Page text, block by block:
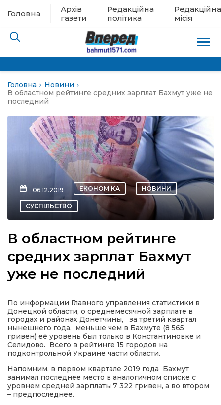
Головна
Архів
газети
Редакційна
політика
Редакційна
місія
евакуації
політика
місія
Головна
Новини
В областном рейтинге средних зарплат Бахмут уже не
последний
06.12.2019 ЕКОНОМІКА НОВИНИ
СУСПІЛЬСТВО
В областном рейтинге
средних зарплат Бахмут
уже не последний
По информации Главного управления статистики в
Донецкой области, о среднемесячной зарплате в
городах и районах Донетчины, за третий квартал
нынешнего года, меньше чем в Бахмуте (8 565
гривен) её уровень был только в Константиновке и
Селидово. Всего в рейтинге 15 городов на
подконтрольной Украине части области.
Напомним, в первом квартале 2019 года Бахмут
занимал последнее место в аналогичном списке с
уровнем средней зарплаты 7 322 гривен, а во втором
– предпоследнее.